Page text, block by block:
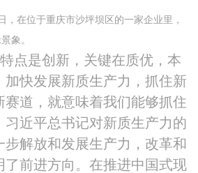
日，在位于重庆市沙坪坝区的一家企业里，
象。
点是创新，关键在质优，本
加快发展新质生产力，抓住新
赛道，就意味着我们能够抓住
习近平总书记对新质生产力的
解放和发展生产力，改革和
了前进方向。在推进中国式现